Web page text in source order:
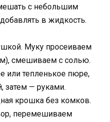
с небольшим
в жидкость.
Муку просеиваем
смешиваем с солью.
или тепленькое пюре,
затем — руками.
крошка без комков.
перемешиваем